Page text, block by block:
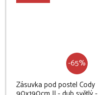
-65%
Zásuvka pod postel Cody